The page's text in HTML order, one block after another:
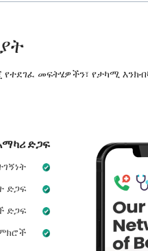
መፍትሄዎችን፣ የታካሚ
ድጋፍ
ድጋፍ
ድጋፍ